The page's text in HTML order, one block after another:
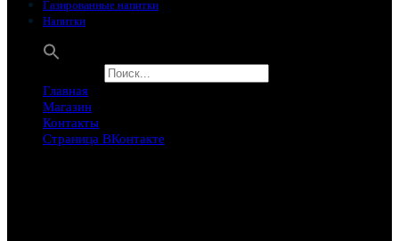
Газированные напитки
Напитки
Главная
Магазин
Контакты
Страница ВКонтакте